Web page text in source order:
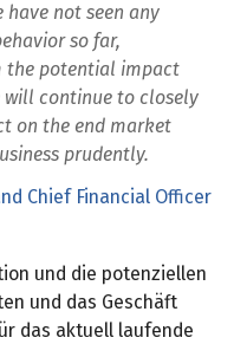
have not seen any
so far,
the potential impact
will continue to closely
on the end market
prudently.
Chief Financial Officer
und die potenziellen
und das Geschäft
das aktuell laufende